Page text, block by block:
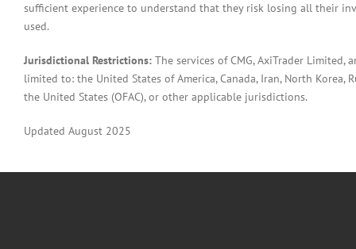
sufficient experience to understand that they risk losing all their
used.
Jurisdictional Restrictions: The services of CMG, AxiTrader Limited,
limited to: the United States of America, Canada, Iran, North
the United States (OFAC), or other applicable jurisdictions.
Updated August 2025